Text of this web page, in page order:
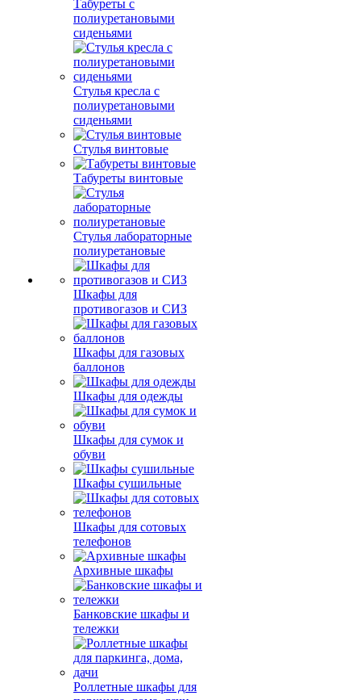
Табуреты с
полиуретановыми
сиденьями
Стулья кресла с
полиуретановыми
сиденьями
Стулья винтовые
Табуреты винтовые
Стулья лабораторные
полиуретановые
Шкафы для
противогазов и СИЗ
Шкафы для газовых
баллонов
Шкафы для одежды
Шкафы для сумок и
обуви
Шкафы сушильные
Шкафы для сотовых
телефонов
Архивные шкафы
Банковские шкафы и
тележки
Роллетные шкафы для